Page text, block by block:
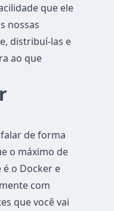
que ele
nossas
distribuí-las e
ao que
de forma
o máximo de
o Docker e
com
que você vai